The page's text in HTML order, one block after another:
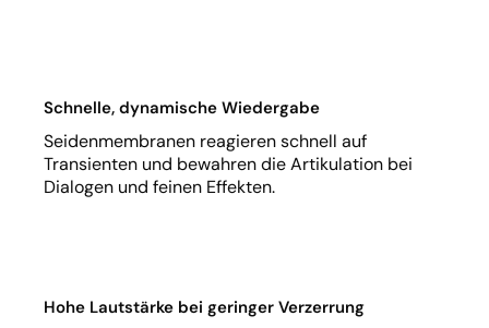
Schnelle, dynamische Wiedergabe
Seidenmembranen reagieren schnell auf
Transienten und bewahren die Artikulation bei
Dialogen und feinen Effekten.
Hohe Lautstärke bei geringer Verzerrung